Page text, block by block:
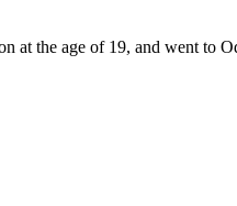
at the age of 19, and went to